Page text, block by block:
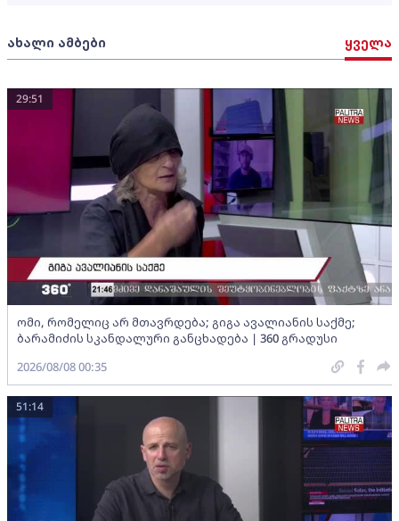
ახალი ამბები ყველა
ომი, რომელიც არ მთავრდება; გიგა ავალიანის საქმე;
ბარამიძის სკანდალური განცხადება | 360 გრადუსი
29:51
2026/08/08 00:35
51:14